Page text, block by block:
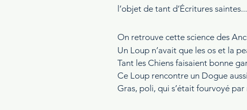
l’objet de tant d’Écritures saintes...
On retrouve cette science des
Un Loup n’avait que les os et la
Tant les Chiens faisaient bonne
Ce Loup rencontre un Dogue
Gras, poli, qui s’était fourvoyé